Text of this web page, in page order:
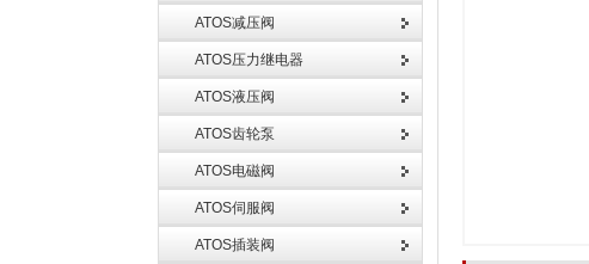
ATOS减压阀
ATOS压力继电器
ATOS液压阀
ATOS齿轮泵
ATOS电磁阀
ATOS伺服阀
ATOS插装阀